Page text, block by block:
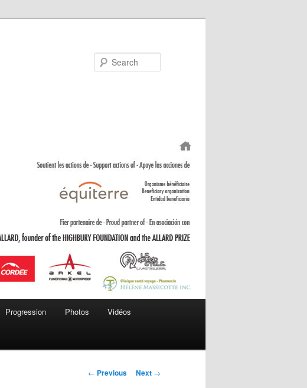
Progression Photos Vidéos
Post
← Previous Next →